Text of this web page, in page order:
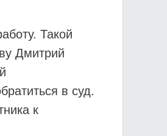
Такой
Дмитрий
в суд.
к